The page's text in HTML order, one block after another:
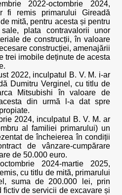
2022-octombrie 2024,
fi remis primarului Gireadă
mită, pentru acesta și pentru
plata contravalorii unor
de construcții, în valoare
construcției, amenajării
trei imobile deținute de acesta
2022, inculpatul B. V. M. i-ar
Dumitru Verginel, cu titlu de
Mitsubishi în valoare de
din urmă l-a dat spre
2024, inculpatul B. V. M. ar
al familiei primarului) un
de încheierea în condiții
de vânzare-cumpărare
de 50.000 euro.
2024-martie 2025,
cu titlu de mită, primarului
suma de 200.000 lei, prin
fictiv de servicii de excavare și